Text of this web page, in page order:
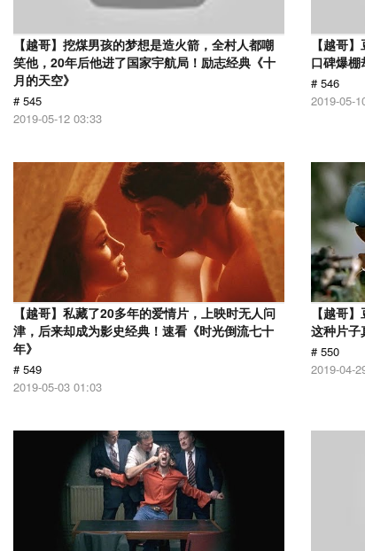
【越哥】挖煤男孩的梦想是造火箭，全村人都嘲
笑他，20年后他进了国家宇航局！励志经典《十
月的天空》
# 545
2019-05-12 03:33
【越哥
口碑爆棚
# 546
2019-05-
【越哥】私藏了20多年的爱情片，上映时无人问
津，后来却成为影史经典！速看《时光倒流七十
年》
# 549
2019-05-03 01:03
【越哥
这种片子
# 550
2019-04-